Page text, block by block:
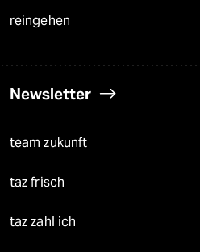
reingehen
Newsletter
team zukunft
taz frisch
taz zahl ich